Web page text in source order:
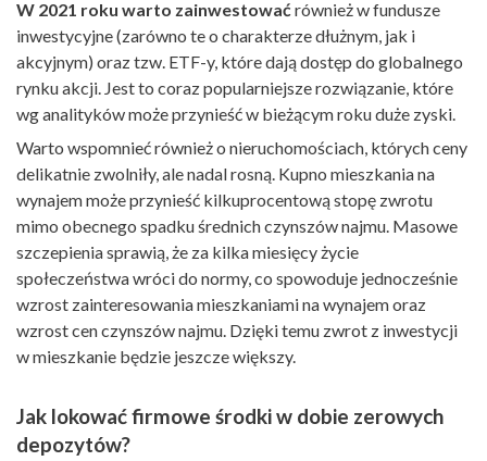
W 2021 roku warto zainwestowaćrównież w fundusze
inwestycyjne (zarówno te o charakterze dłużnym, jak i
akcyjnym) oraz tzw. ETF-y, które dają dostęp do globalnego
rynku akcji. Jest to coraz popularniejsze rozwiązanie, które
wg analityków może przynieść w bieżącym roku duże zyski.
Warto wspomnieć również o nieruchomościach, których ceny
delikatnie zwolniły, ale nadal rosną. Kupno mieszkania na
wynajem może przynieść kilkuprocentową stopę zwrotu
mimo obecnego spadku średnich czynszów najmu. Masowe
szczepienia sprawią, że za kilka miesięcy życie
społeczeństwa wróci do normy, co spowoduje jednocześnie
wzrost zainteresowania mieszkaniami na wynajem oraz
wzrost cen czynszów najmu. Dzięki temu zwrot z inwestycji
w mieszkanie będzie jeszcze większy.
Jak lokować firmowe środki w dobie zerowych
depozytów?